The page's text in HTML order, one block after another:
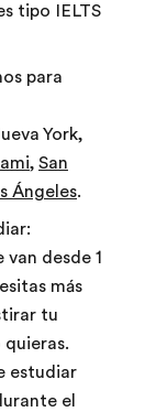
tipo IELTS
para
York,
, San
Ángeles.
desde 1
más
tu
estudiar
el